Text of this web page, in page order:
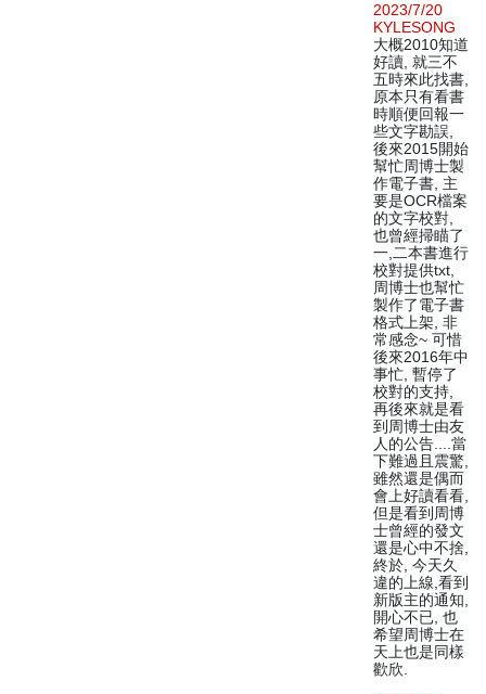
2023/7/20
KYLESONG
大概2010知道
好讀, 就三不
五時來此找書,
原本只有看書
時順便回報一
些文字勘誤,
後來2015開始
幫忙周博士製
作電子書, 主
要是OCR檔案
的文字校對,
也曾經掃瞄了
一,二本書進行
校對提供txt,
周博士也幫忙
製作了電子書
格式上架, 非
常感念~ 可惜
後來2016年中
事忙, 暫停了
校對的支持,
再後來就是看
到周博士由友
人的公告....當
下難過且震驚,
雖然還是偶而
會上好讀看看,
但是看到周博
士曾經的發文
還是心中不捨,
終於, 今天久
違的上線,看到
新版主的通知,
開心不已, 也
希望周博士在
天上也是同樣
歡欣.